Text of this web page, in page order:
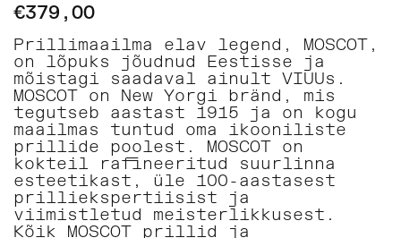
€379,00
Prillimaailma elav legend, MOSCOT,
on lõpuks jõudnud Eestisse ja
mõistagi saadaval ainult VIUUs.
MOSCOT on New Yorgi bränd, mis
tegutseb aastast 1915 ja on kogu
maailmas tuntud oma ikooniliste
prillide poolest. MOSCOT on
kokteil rafineeritud suurlinna
esteetikast, üle 100-aastasest
prilliekspertiisist ja
viimistletud meisterlikkusest.
Kõik MOSCOT prillid ja